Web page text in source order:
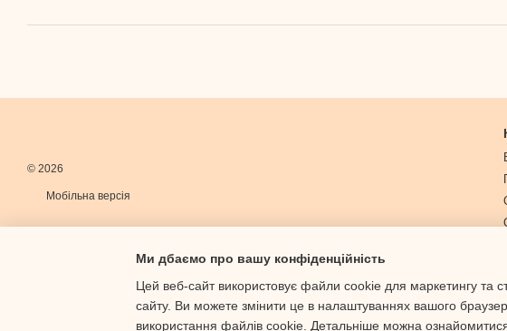
© 2026
Мобільна версія
Ми дбаємо про вашу конфіденційність
Цей веб-сайт використовує файли cookie для маркетингу та
сайту. Ви можете змінити це в налаштуваннях вашого
використання файлів cookie. Детальніше можна ознайомитися